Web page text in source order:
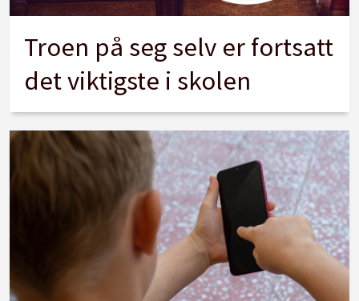
Troen på seg selv er fortsatt
det viktigste i skolen